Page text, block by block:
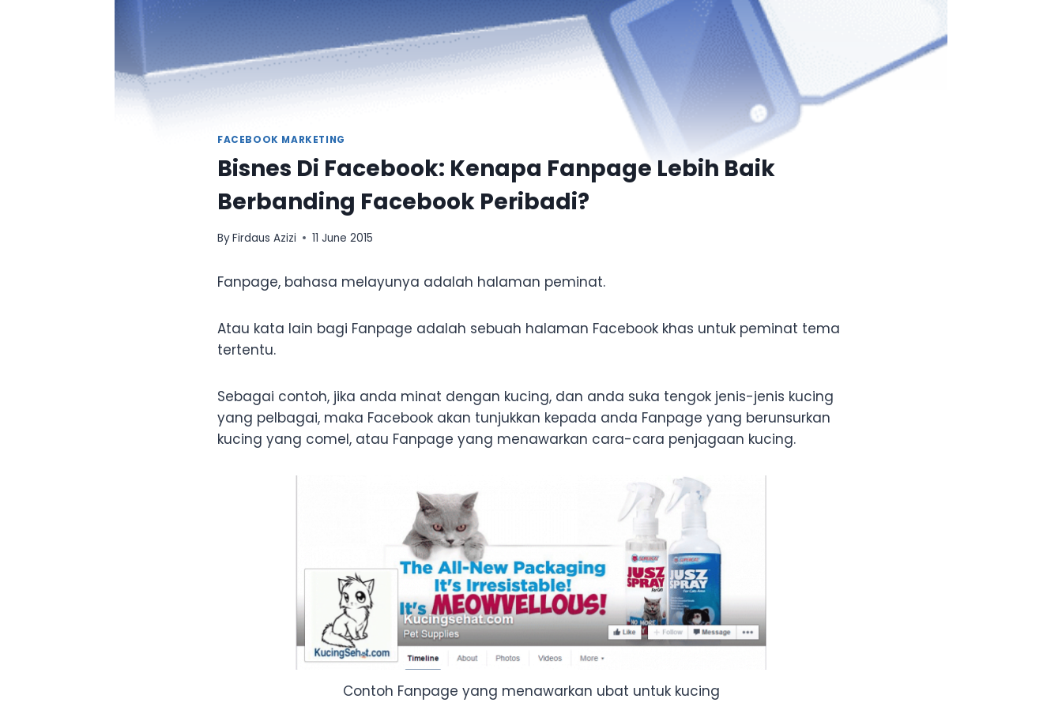
FACEBOOK MARKETING
Bisnes Di Facebook: Kenapa Fanpage Lebih Baik
Berbanding Facebook Peribadi?
ByFirdaus Azizi 11 June 2015
Fanpage, bahasa melayunya adalah halaman peminat.
Atau kata lain bagi Fanpage adalah sebuah halaman Facebook khas untuk peminat tema
tertentu.
Sebagai contoh, jika anda minat dengan kucing, dan anda suka tengok jenis-jenis kucing
yang pelbagai, maka Facebook akan tunjukkan kepada anda Fanpage yang berunsurkan
kucing yang comel, atau Fanpage yang menawarkan cara-cara penjagaan kucing.
Contoh Fanpage yang menawarkan ubat untuk kucing